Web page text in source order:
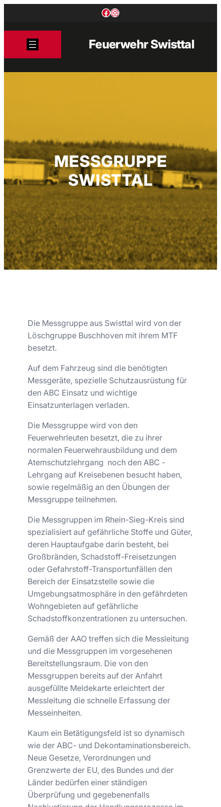
Facebook
Instagram
Feuerwehr Swisttal
MESSGRUPPE
SWISTTAL
Die Messgruppe aus Swisttal wird von der
Löschgruppe Buschhoven mit ihrem MTF
besetzt.
Auf dem Fahrzeug sind die benötigten
Messgeräte, spezielle Schutzausrüstung für
den ABC Einsatz und wichtige
Einsatzunterlagen verladen.
Die Messgruppe wird von den
Feuerwehrleuten besetzt, die zu ihrer
normalen Feuerwehrausbildung und dem
Atemschutzlehrgang noch den ABC -
Lehrgang auf Kreisebenen besucht haben,
sowie regelmäßig an den Übungen der
Messgruppe teilnehmen.
Die Messgruppen im Rhein-Sieg-Kreis sind
spezialisiert auf gefährliche Stoffe und Güter,
deren Hauptaufgabe darin besteht, bei
Großbränden, Schadstoff-Freisetzungen
oder Gefahrstoff-Transportunfällen den
Bereich der Einsatzstelle sowie die
Umgebungsatmosphäre in den gefährdeten
Wohngebieten auf gefährliche
Schadstoffkonzentrationen zu untersuchen.
Gemäß der AAO treffen sich die Messleitung
und die Messgruppen im vorgesehenen
Bereitstellungsraum. Die von den
Messgruppen bereits auf der Anfahrt
ausgefüllte Meldekarte erleichtert der
Messleitung die schnelle Erfassung der
Messeinheiten.
Kaum ein Betätigungsfeld ist so dynamisch
wie der ABC- und Dekontaminationsbereich.
Neue Gesetze, Verordnungen und
Grenzwerte der EU, des Bundes und der
Länder bedürfen einer ständigen
Überprüfung und gegebenenfalls